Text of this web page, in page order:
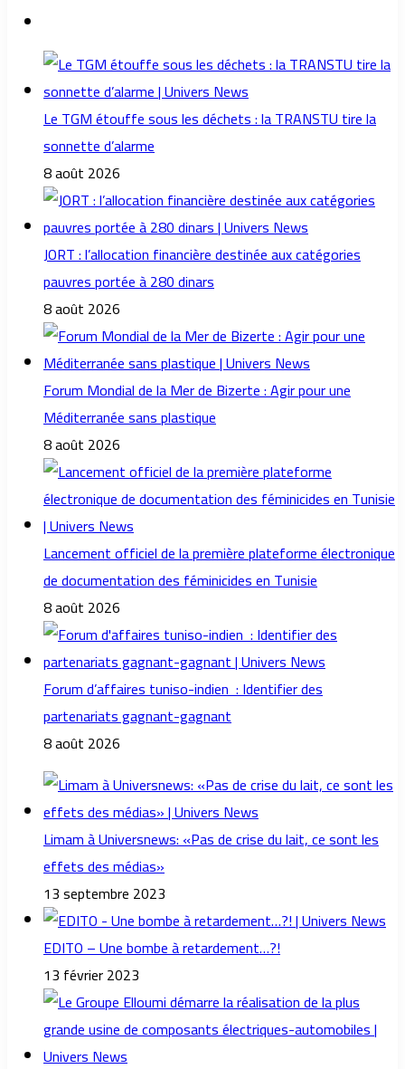
Le TGM étouffe sous les déchets : la TRANSTU tire la
sonnette d’alarme
8 août 2026
JORT : l’allocation financière destinée aux catégories
pauvres portée à 280 dinars
8 août 2026
Forum Mondial de la Mer de Bizerte : Agir pour une
Méditerranée sans plastique
8 août 2026
Lancement officiel de la première plateforme électronique
de documentation des féminicides en Tunisie
8 août 2026
Forum d’affaires tuniso-indien : Identifier des
partenariats gagnant-gagnant
8 août 2026
Limam à Universnews: «Pas de crise du lait, ce sont les
effets des médias»
13 septembre 2023
EDITO – Une bombe à retardement…?!
13 février 2023